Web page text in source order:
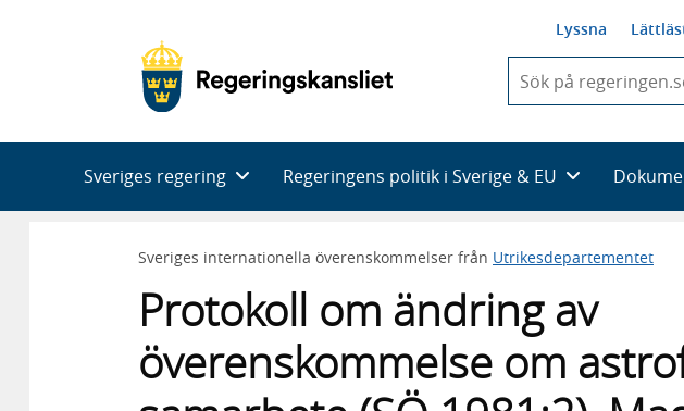
Lyssna
du
skriva
framträder
en
med
Sveriges regering Regeringens politik i Sverige & EU
Sveriges internationella överenskommelser från Utrikesdepartementet
Protokoll om ändring av
överenskommelse om